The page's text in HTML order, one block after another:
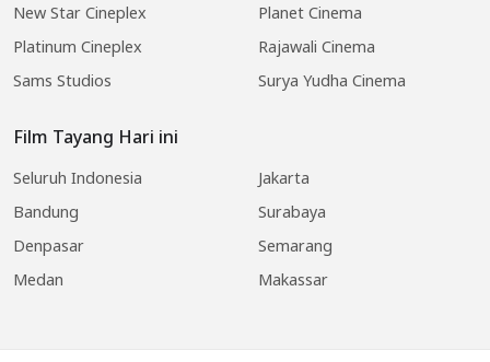
New Star Cineplex
Planet Cinema
Platinum Cineplex
Rajawali Cinema
Sams Studios
Surya Yudha Cinema
Film Tayang Hari ini
Seluruh Indonesia
Jakarta
Bandung
Surabaya
Denpasar
Semarang
Medan
Makassar